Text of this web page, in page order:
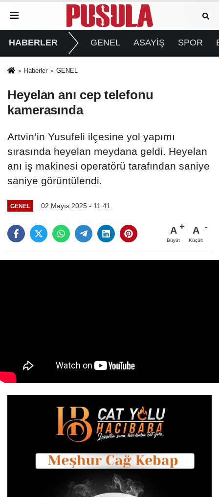
HABERLER GENEL ASAYİŞ SPOR
Haberler GENEL
Heyelan anı cep telefonu
kamerasında
Artvin’in Yusufeli ilçesine yol yapımı
sırasında heyelan meydana geldi. Heyelan
anı iş makinesi operatörü tarafından saniye
saniye görüntülendi.
GENEL 02 Mayıs 2025 - 11:41
A
Büyüt
A
Küçült